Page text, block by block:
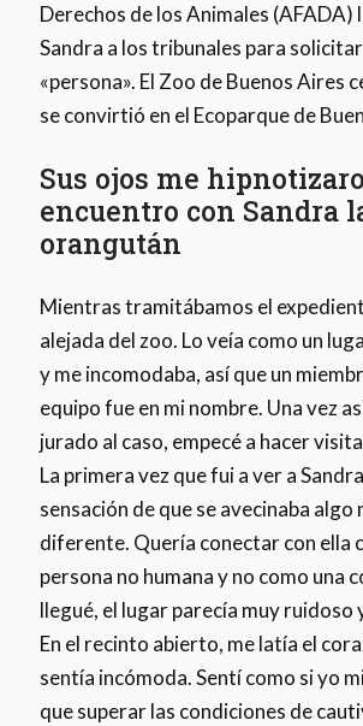
Derechos de los Animales (AFADA)
Sandra a los tribunales para
«persona». El Zoo de Buenos Aires
se convirtió en el Ecoparque de
Sus ojos me
encuentro con Sandra
orangután
Mientras tramitábamos el
alejada del zoo. Lo veía como un
y me incomodaba, así que un
equipo fue en mi nombre. Una vez
jurado al caso, empecé a hacer
La primera vez que fui a ver a
sensación de que se avecinaba algo
diferente. Quería conectar con ella
persona no humana y no como una
llegué, el lugar parecía muy
En el recinto abierto, me latía el
sentía incómoda. Sentí como si yo
que superar las condiciones de